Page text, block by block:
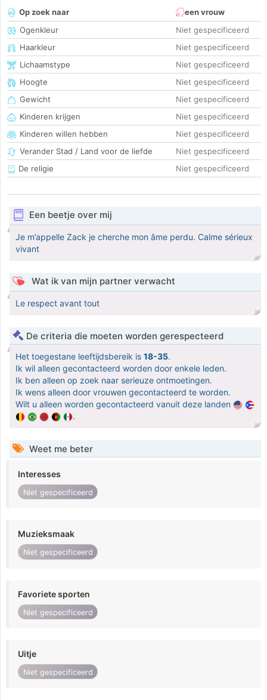
Op zoek naar
een vrouw
Ogenkleur
Niet gespecificeerd
Haarkleur
Niet gespecificeerd
Lichaamstype
Niet gespecificeerd
Hoogte
Niet gespecificeerd
Gewicht
Niet gespecificeerd
Kinderen krijgen
Niet gespecificeerd
Kinderen willen hebben
Niet gespecificeerd
Verander Stad / Land voor de liefde
Niet gespecificeerd
De religie
Niet gespecificeerd
Een beetje over mij
Je m’appelle Zack je cherche mon âme perdu. Calme sérieux
vivant
Wat ik van mijn partner verwacht
Le respect avant tout
De criteria die moeten worden gerespecteerd
Het toegestane leeftijdsbereik is 18-35.
Ik wil alleen gecontacteerd worden door enkele leden.
Ik ben alleen op zoek naar serieuze ontmoetingen.
Ik wens alleen door vrouwen gecontacteerd te worden.
Wilt u alleen worden gecontacteerd vanuit deze landen
.
Weet me beter
Interesses
Niet gespecificeerd
Muzieksmaak
Niet gespecificeerd
Favoriete sporten
Niet gespecificeerd
Uitje
Niet gespecificeerd